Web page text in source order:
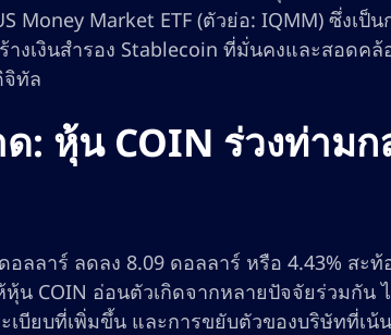
Money Market ETF (ตัวย่อ: IQMM) ซึ่งเ
างเงินสำรอง Stablecoin ที่มั่นคงและสอด
ทัล
: หุ้น COIN ร่วงท่าม
ลลาร์ ลดลง 8.09 ดอลลาร์ หรือ 4.43% สะท้
น COIN อ่อนตัวเกิดจากหลายปัจจัยร่วมกัน
บียบที่เพิ่มขึ้น และการขยับตัวของบริษัทที่เ